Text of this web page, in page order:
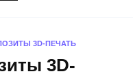
3D-ПЕЧАТЬ
3D-